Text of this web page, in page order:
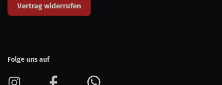
Vertrag widerrufen
Folge uns auf